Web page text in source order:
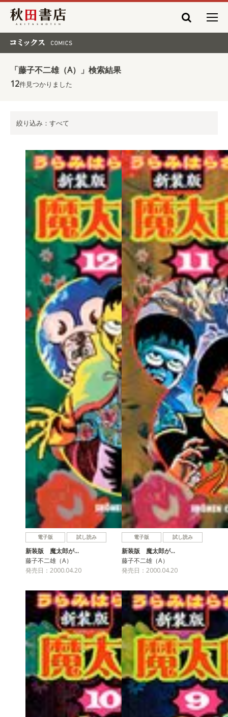
秋田書店
「藤子不二雄（A）」検索結果
12件見つかりました
絞り込み：すべて
電子版 試し読み
新装版 魔太郎が…
藤子不二雄（A）
発売日：2000.04.20
電子版 試し読み
新装版 魔太郎が…
藤子不二雄（A）
発売日：2000.04.20